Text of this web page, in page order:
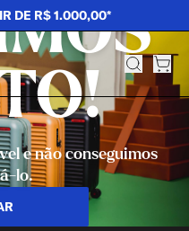
DE R$ 1.000,00*
e não conseguimos
lo.